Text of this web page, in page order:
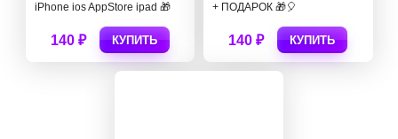
iPhone ios AppStore ipad 🎁
140 ₽ КУПИТЬ
+ ПОДАРОК 🎁🎈
140 ₽ КУПИТЬ